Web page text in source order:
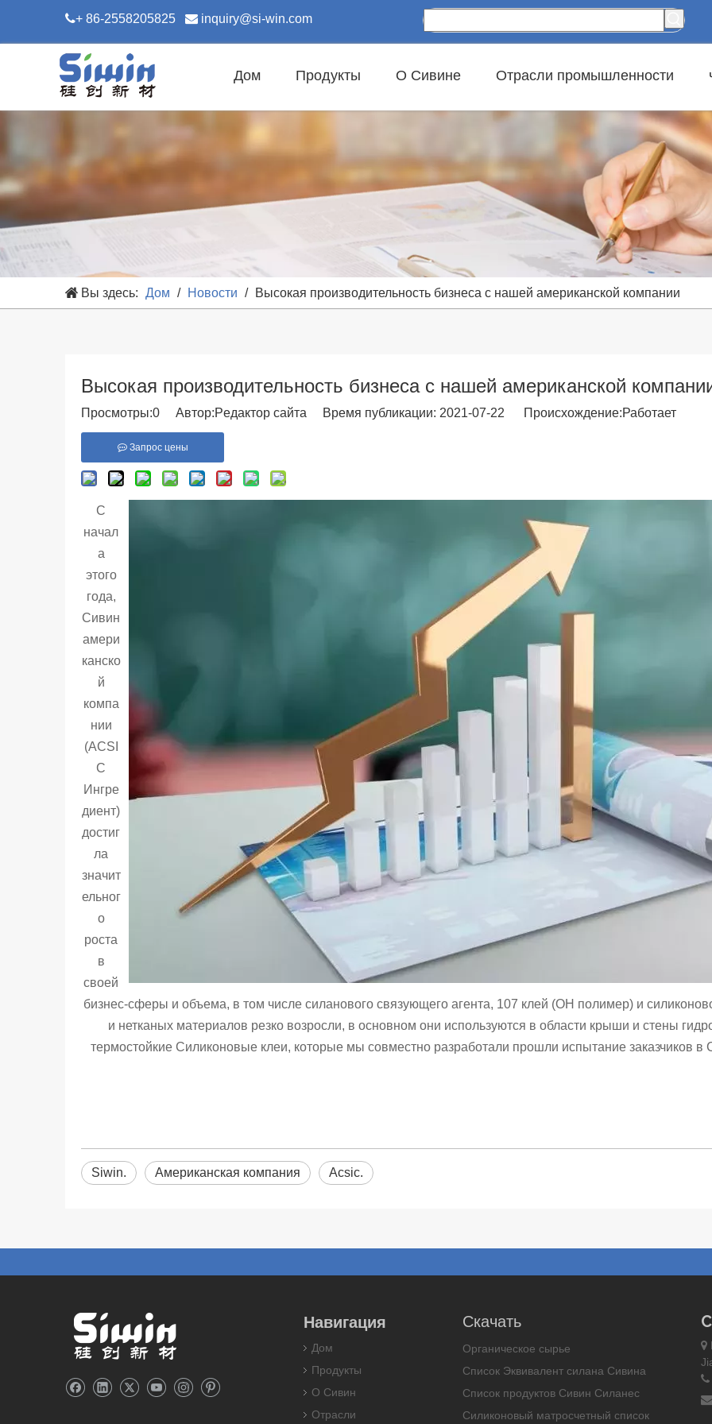
+ 86-2558205825  inquiry@si-win.com
Дом Продукты О Сивине Отрасли промышленности
Вы здесь: Дом / Новости / Высокая производительность бизнеса с нашей американской компании
Высокая производительность бизнеса с нашей американской
Просмотры:0 Автор:Pедактор сайта Время публикации: 2021-07-22 Происхождение:Работает
Запрос цены
С
начал
а
этого
года,
Сивин
амери
канско
й
компа
нии
(ACSI
C
Ингре
диент)
достиг
ла
значит
ельног
о
роста
в
своей
бизнес-сферы и объема, в том числе силанового связующего агента, 107 клей (ОН полимер) и
и нетканых материалов резко возросли, в основном они используются в области крыши и стены
термостойкие Силиконовые клеи, которые мы совместно разработали прошли испытание заказчиков
Siwin. Американская компания Acsic.
Навигация
Дом
Продукты
О Сивин
Отрасли
Скачать
Органическое сырье
Список Эквивалент силана Сивина
Список продуктов Сивин Силанес
Силиконовый матросчетный список

